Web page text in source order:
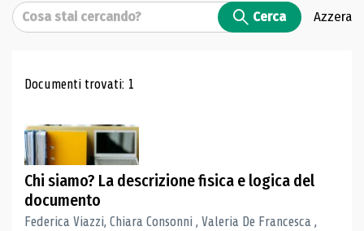
Cerca Cerca Azzera
Risultati di ricerca
Documenti trovati: 1
Chi siamo? La descrizione fisica e logica del
documento
Federica Viazzi, Chiara Consonni , Valeria De Francesca ,